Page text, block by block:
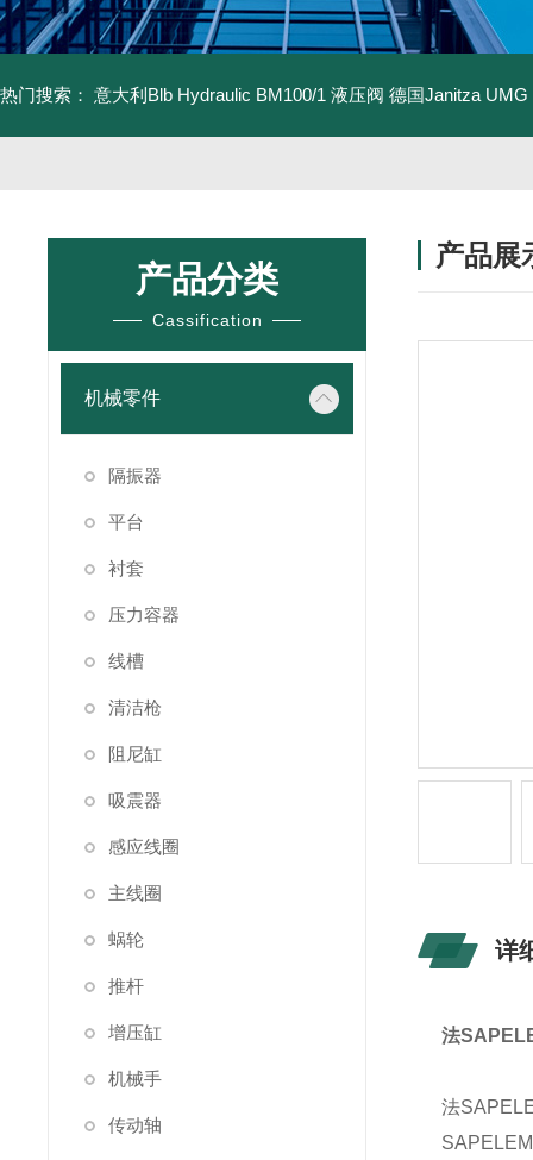
热门搜索： 意大利Blb Hydraulic BM100/1 液压阀 德国Janitza UMG
产品分类
Cassification
机械零件
隔振器
平台
衬套
压力容器
线槽
清洁枪
阻尼缸
吸震器
感应线圈
主线圈
蜗轮
推杆
增压缸
机械手
传动轴
产品展
详
法
法
SAPELEM